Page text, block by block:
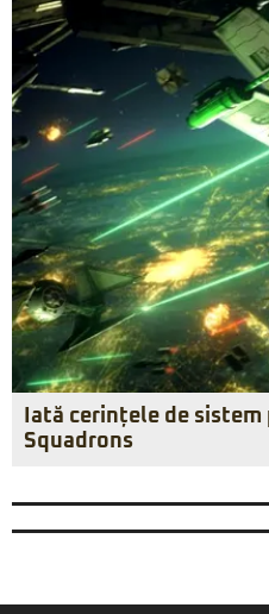
Iată cerințele de sistem
Squadrons